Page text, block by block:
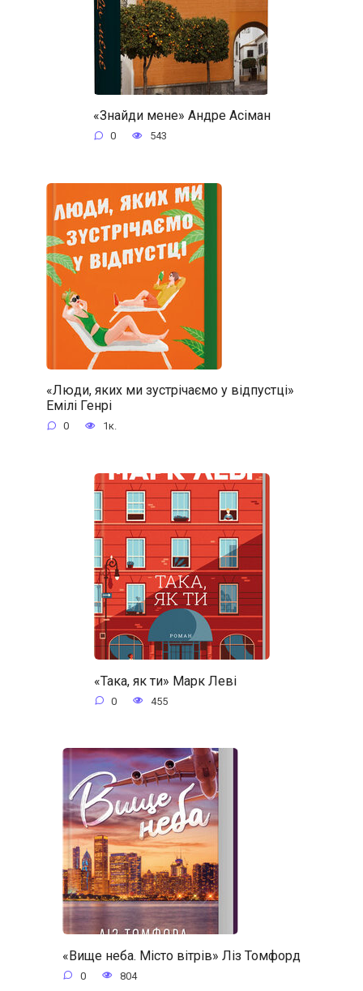
«Знайди мене» Андре Асіман
0 543
«Люди, яких ми зустрічаємо у відпустці»
Емілі Генрі
0 1к.
«Така, як ти» Марк Леві
0 455
«Вище неба. Місто вітрів» Ліз Томфорд
0 804